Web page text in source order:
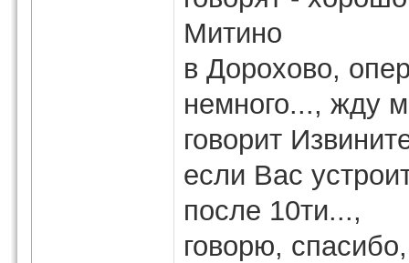
Митино
в Дорохово,
немного..., жду
говорит
если Вас
после 10ти...,
говорю,